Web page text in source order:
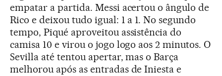
empatar a partida. Messi acertou o ângulo de
Rico e deixou tudo igual: 1 a 1. No segundo
tempo, Piqué aproveitou assistência do
camisa 10 e virou o jogo logo aos 2 minutos. O
Sevilla até tentou apertar, mas o Barça
melhorou após as entradas de Iniesta e